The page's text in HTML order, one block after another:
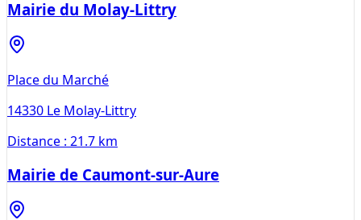
Mairie du Molay-Littry
Place du Marché
14330 Le Molay-Littry
Distance : 21.7 km
Mairie de Caumont-sur-Aure